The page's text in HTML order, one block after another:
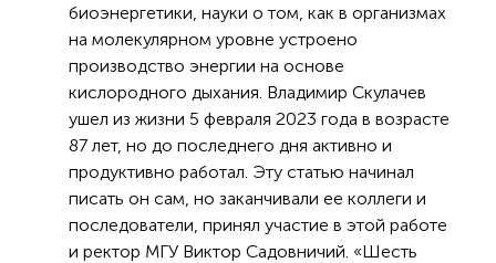
биоэнергетики, науки о том, как в организмах
на молекулярном уровне устроено
производство энергии на основе
кислородного дыхания. Владимир Скулачев
ушел из жизни 5 февраля 2023 года в возрасте
87 лет, но до последнего дня активно и
продуктивно работал. Эту статью начинал
писать он сам, но заканчивали ее коллеги и
последователи, принял участие в этой работе
и ректор МГУ Виктор Садовничий. «Шесть